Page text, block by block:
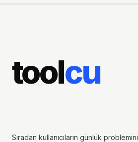
toolcu
Sıradan kullanıcıların günlük problemini